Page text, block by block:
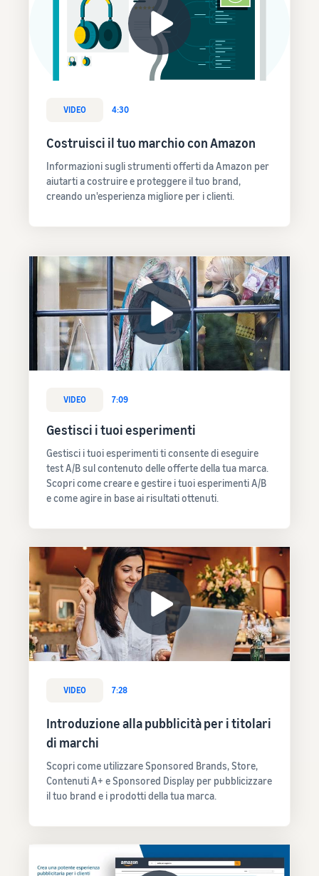
VIDEO 4:30
Costruisci il tuo marchio con Amazon
Informazioni sugli strumenti offerti da Amazon per
aiutarti a costruire e proteggere il tuo brand,
creando un'esperienza migliore per i clienti.
VIDEO 7:09
Gestisci i tuoi esperimenti
Gestisci i tuoi esperimenti ti consente di eseguire
test A/B sul contenuto delle offerte della tua marca.
Scopri come creare e gestire i tuoi esperimenti A/B
e come agire in base ai risultati ottenuti.
VIDEO 7:28
Introduzione alla pubblicità per i titolari
di marchi
Scopri come utilizzare Sponsored Brands, Store,
Contenuti A+ e Sponsored Display per pubblicizzare
il tuo brand e i prodotti della tua marca.